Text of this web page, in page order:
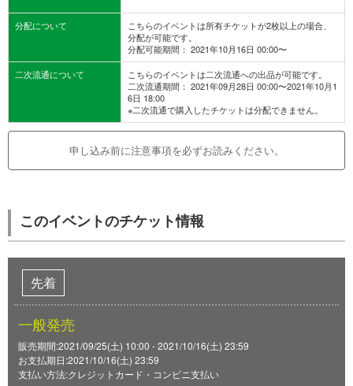
分配について
こちらのイベントは所有チケットが2枚以上の場合、
分配が可能です。
分配可能期間： 2021年10月16日 00:00〜
二次流通について
こちらのイベントは二次流通への出品が可能です。
二次流通期間： 2021年09月28日 00:00〜2021年10月1
6日 18:00
※二次流通で購入したチケットは分配できません。
申し込み前に注意事項を必ずお読みください。
このイベントのチケット情報
先着
一般発売
販売期間:2021/09/25(土) 10:00 - 2021/10/16(土) 23:59
お支払期日:2021/10/16(土) 23:59
支払い方法:クレジットカード・コンビニ支払い